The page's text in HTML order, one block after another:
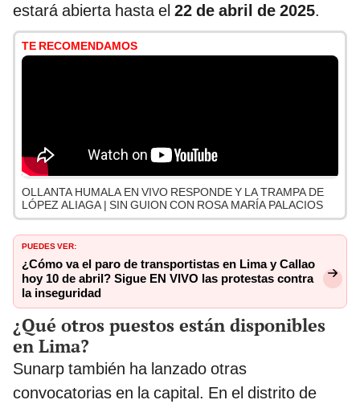
estará abierta hasta el 22 de abril de 2025.
TE RECOMENDAMOS
OLLANTA HUMALA EN VIVO RESPONDE Y LA TRAMPA DE
LÓPEZ ALIAGA | SIN GUION CON ROSA MARÍA PALACIOS
PUEDES VER:
¿Cómo va el paro de transportistas en Lima y Callao
hoy 10 de abril? Sigue EN VIVO las protestas contra
la inseguridad
¿Qué otros puestos están disponibles
en Lima?
Sunarp también ha lanzado otras
convocatorias en la capital. En el distrito de